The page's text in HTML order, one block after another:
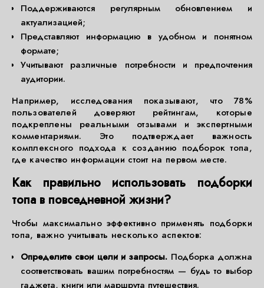
Поддерживаются регулярным обновлением и
актуализацией;
Представляют информацию в удобном и понятном
формате;
Учитывают различные потребности и предпочтения
аудитории.
Например, исследования показывают, что 78%
пользователей доверяют рейтингам, которые
подкреплены реальными отзывами и экспертными
комментариями. Это подтверждает важность
комплексного подхода к созданию подборок топа,
где качество информации стоит на первом месте.
Как правильно использовать подборки
топа в повседневной жизни?
Чтобы максимально эффективно применять подборки
топа, важно учитывать несколько аспектов:
Определите свои цели и запросы. Подборка должна
соответствовать вашим потребностям — будь то выбор
гаджета, книги или маршрута путешествия.